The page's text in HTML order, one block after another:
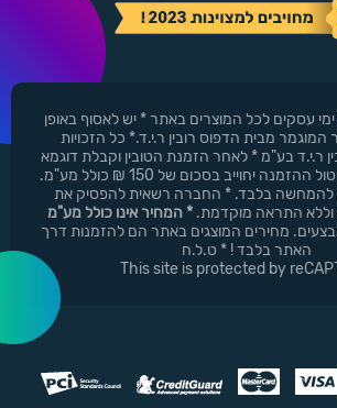
* זמן הכנה - עד 7 ימי עסקים לכל המוצרים באתר * יש לאסוף באופן
מבית הדפוס רובין ר.י.ד.* כל הזכויות
ר.י.ד בע"מ * לאחר הזמנת הטובין וקבלת דוגמא
גרפית ( סקיצה ). ביטול ההזמנה יחוייב בסכום של 150 ₪ כולל מע"מ.
להמחשה בלבד. * החברה רשאית להפסיק את
התראה מוקדמת. * המחיר אינו כולל מע"מ
מחירים המוצגים באתר הם להזמנות דרך
האתר בלבד ! * ט.ל.ח
This site is protected by